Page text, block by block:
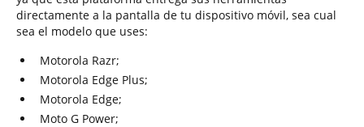
directamente a la pantalla de tu dispositivo móvil, sea cual
sea el modelo que uses:
Motorola Razr;
Motorola Edge Plus;
Motorola Edge;
Moto G Power;